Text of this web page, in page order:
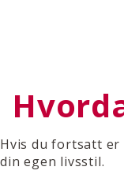
Hvis du fortsatt
din egen livsstil.